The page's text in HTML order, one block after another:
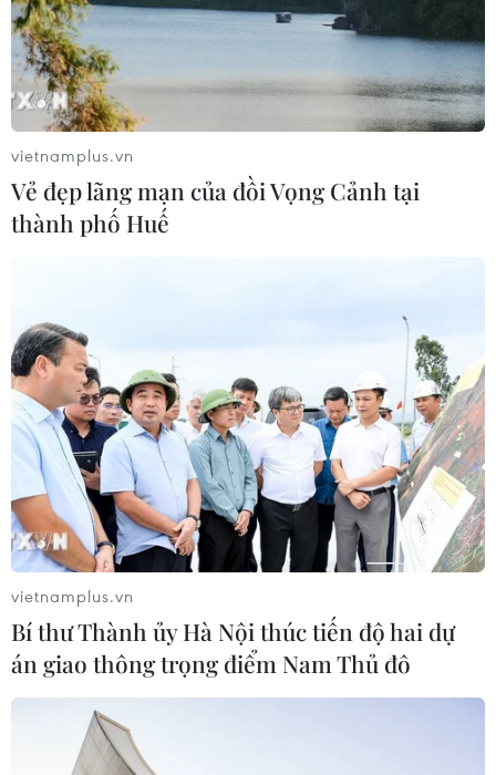
đối tượng phá hoại đoàn kết dân tộc
05/08/2026 09:58
Tổng Biên tập: TRẦN TIẾN DUẨN
Phó Tổng Biên tập: NGUYỄN THỊ TÁM, KHÚC THANH
THỦY
Sở hữu trí tuệ
Quy định sử dụng
RSS
Hỗ trợ
Ngôn ngữ
TTXVN
Dịch vụ tin
Liên hệ
Giấy phép số: 1374/GP-BTTTT do Bộ Thông tin và Truyền thông
vietnamplus.vn
Vẻ đẹp lãng mạn của đồi Vọng Cảnh tại
thành phố Huế
vietnamplus.vn
Bí thư Thành ủy Hà Nội thúc tiến độ hai dự
án giao thông trọng điểm Nam Thủ đô